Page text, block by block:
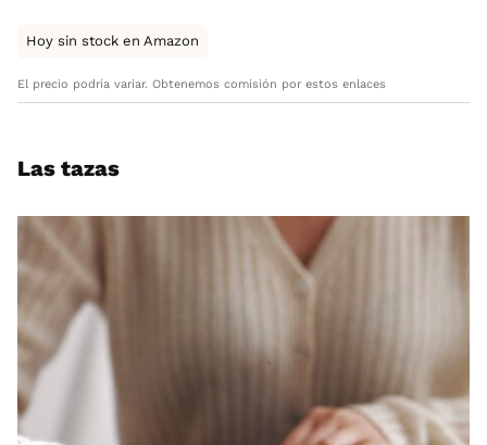
Hoy sin stock en Amazon
El precio podría variar. Obtenemos comisión por estos enlaces
Las tazas